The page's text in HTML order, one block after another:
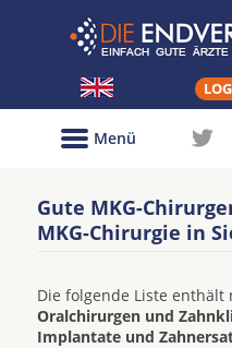
Menü
Gute MKG-
MKG-Chirurgie in
Die folgende Liste enthält
Oralchirurgen und
Implantate und